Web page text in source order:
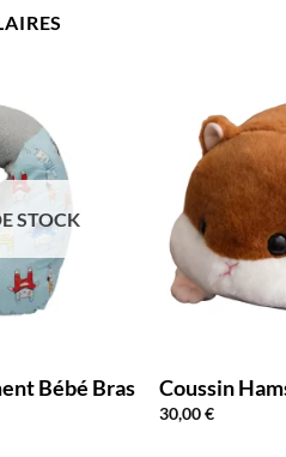
STOCK
Bébé Bras
Coussin
30,00€